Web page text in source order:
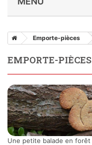
Emporte-pièces
EMPORTE-
Une petite balade en